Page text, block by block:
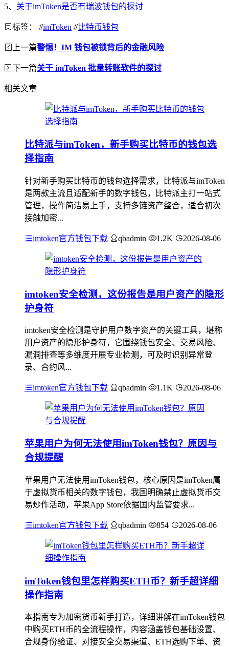
5、 关于imToken是否有瑞波钱包的探讨
标签： #imToken #比特币钱包
上一篇警惕！IM 钱包被锁背后的金融风险
下一篇关于 imToken 批量转账软件的探讨
相关文章
比特派与imToken，新手购买比特币的钱包选
择指南
针对新手购买比特币的钱包选择需求，比特派与imToken
是两款主流且适配新手的数字钱包，比特派主打一站式
管理，操作简洁易上手，支持多链资产整合，适合初次
接触加密...
imtoken官方钱包下载 qbadmin 1.2K 2026-08-06
imtoken安全检测，这份报告是用户资产的隐形
护身符
imtoken安全检测是守护用户数字资产的关键工具，堪称
用户资产的隐形护身符，它围绕钱包安全、交易风险、
漏洞排查等多维度开展专业检测，可及时识别异常登
录、合约风...
imtoken官方钱包下载 qbadmin 1.1K 2026-08-06
苹果用户为何无法使用imToken钱包？原因与
合规提醒
苹果用户无法使用imToken钱包，核心原因是imToken属
于虚拟货币相关的数字钱包，我国明确禁止虚拟货币交
易炒作活动，苹果App Store依据国内监管要求...
imtoken官方钱包下载 qbadmin 854 2026-08-06
imToken钱包里怎样购买ETH币？新手超详细
操作指南
本指南专为加密货币新手打造，详细讲解在imToken钱包
中购买ETH币的全流程操作，内容涵盖钱包基础设置、
合规身份验证、对接安全交易渠道、ETH选购下单、资